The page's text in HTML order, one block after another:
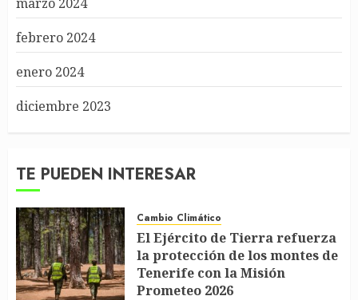
febrero 2024
enero 2024
diciembre 2023
TE PUEDEN INTERESAR
Cambio Climático
El Ejército de Tierra refuerza
la protección de los montes de
Tenerife con la Misión
Prometeo 2026